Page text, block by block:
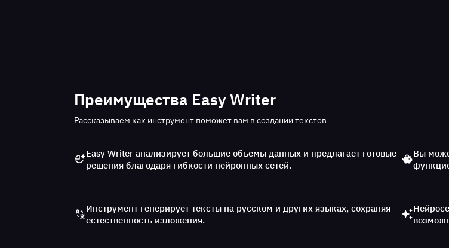
Преимущества Easy Writer
Рассказываем как инструмент поможет вам в создании текстов
Easy Writer анализирует большие объемы данных и предлагает готовые
решения благодаря гибкости нейронных сетей.
Вы
Инструмент генерирует тексты на русском и других языках, сохраняя
естественность изложения.